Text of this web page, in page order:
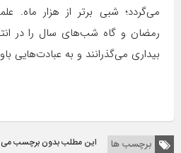
می‌گردد؛ شبی برتر از هزار ماه.
رمضان و گاه شب‌های سال را در
بیداری می‌گذرانند و به عباد‌‌ت‌هایی
برچسب ها این مطلب بدون برچسب می